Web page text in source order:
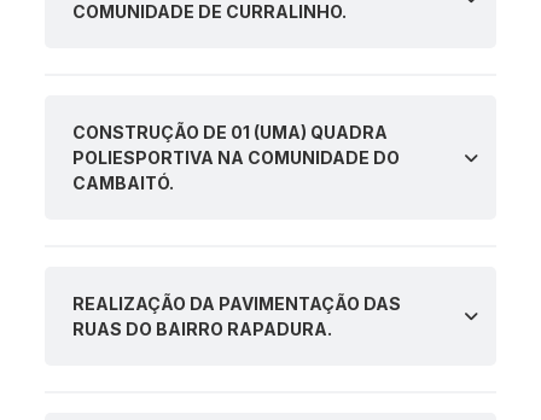
COMUNIDADE DE CURRALINHO.
CONSTRUÇÃO DE 01 (UMA) QUADRA
POLIESPORTIVA NA COMUNIDADE DO
CAMBAITÓ.
REALIZAÇÃO DA PAVIMENTAÇÃO DAS
RUAS DO BAIRRO RAPADURA.